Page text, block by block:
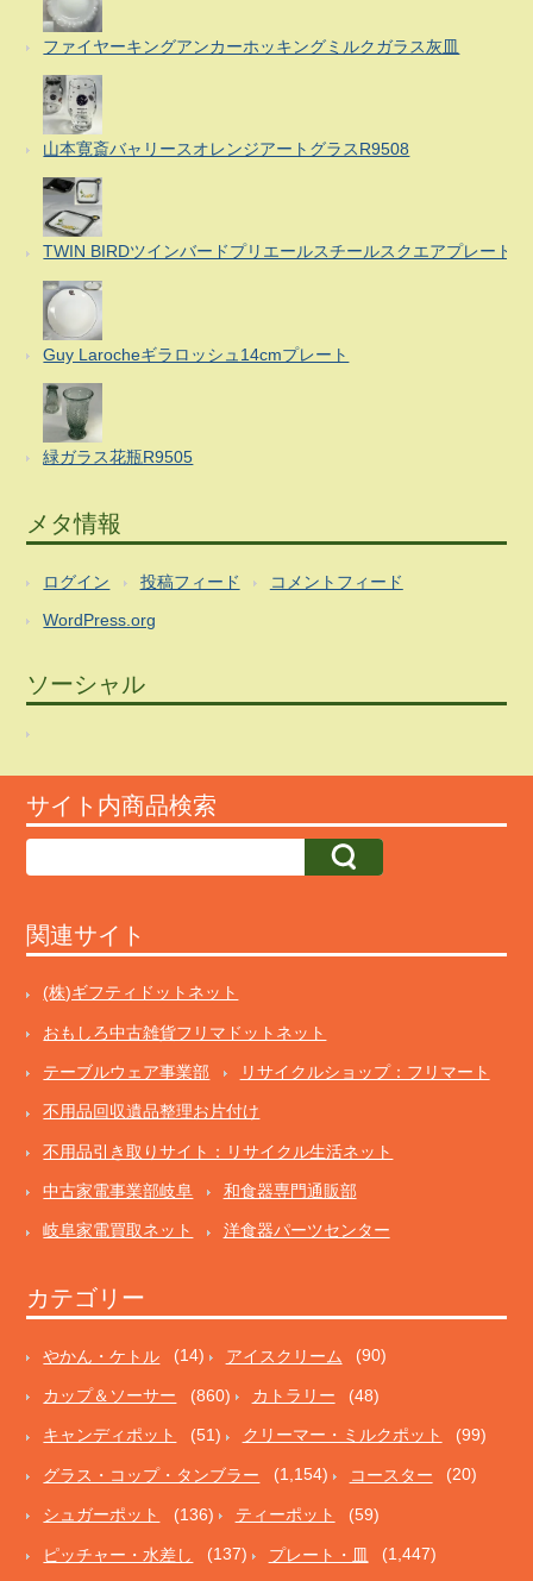
ファイヤーキングアンカーホッキングミルクガラス灰皿
山本寛斎バャリースオレンジアートグラスR9508
TWIN BIRDツインバードプリエールスチールスクエアプレート
Guy Larocheギラロッシュ14cmプレート
緑ガラス花瓶R9505
メタ情報
ログイン 投稿フィード コメントフィード
WordPress.org
ソーシャル
サイト内商品検索
関連サイト
(株)ギフティドットネット
おもしろ中古雑貨フリマドットネット
テーブルウェア事業部 リサイクルショップ：フリマート
不用品回収遺品整理お片付け
不用品引き取りサイト：リサイクル生活ネット
中古家電事業部岐阜 和食器専門通販部
岐阜家電買取ネット 洋食器パーツセンター
カテゴリー
やかん・ケトル (14) アイスクリーム (90)
カップ＆ソーサー (860) カトラリー (48)
キャンディポット (51) クリーマー・ミルクポット (99)
グラス・コップ・タンブラー (1,154) コースター (20)
シュガーポット (136) ティーポット (59)
ピッチャー・水差し (137) プレート・皿 (1,447)